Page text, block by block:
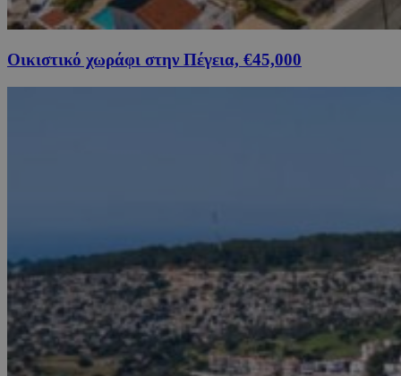
Οικιστικό χωράφι στην Πέγεια, €45,000